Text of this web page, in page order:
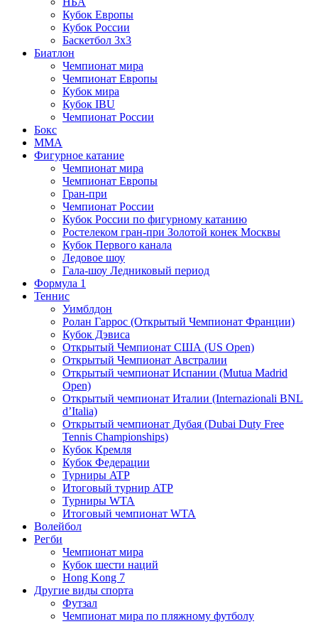
Кубок Европы
Кубок России
Баскетбол 3х3
Биатлон
Чемпионат мира
Чемпионат Европы
Кубок мира
Кубок IBU
Чемпионат России
Бокс
MMA
Фигурное катание
Чемпионат мира
Чемпионат Европы
Гран-при
Чемпионат России
Кубок России по фигурному катанию
Ростелеком гран-при Золотой конек Москвы
Кубок Первого канала
Ледовое шоу
Гала-шоу Ледниковый период
Формула 1
Теннис
Уимблдон
Ролан Гаррос (Открытый Чемпионат Франции)
Кубок Дэвиса
Открытый Чемпионат США (US Open)
Открытый Чемпионат Австралии
Открытый чемпионат Испании (Mutua Madrid
Open)
Открытый чемпионат Италии (Internazionali BNL
d’Italia)
Открытый чемпионат Дубая (Dubai Duty Free
Tennis Championships)
Кубок Кремля
Кубок Федерации
Турниры ATP
Итоговый турнир ATP
Турниры WTA
Итоговый чемпионат WTA
Волейбол
Регби
Чемпионат мира
Кубок шести наций
Hong Kong 7
Другие виды спорта
Футзал
Чемпионат мира по пляжному футболу